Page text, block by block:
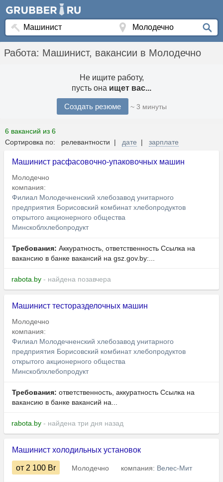
Работа: Машинист, вакансии в Молодечно
Не ищите работу,
пусть она ищет вас...
Создать резюме ~ 3 минуты
6 вакансий из 6
Сортировка по: релевантности | дате | зарплате
Машинист расфасовочно-упаковочных машин
Молодечно
компания:
Филиал Молодечненский хлебозавод унитарного
предприятия Борисовский комбинат хлебопродуктов
открытого акционерного общества
Минскоблхлебопродукт
Требования: Аккуратность, ответственность Ссылка на
вакансию в банке вакансий на gsz.gov.⁣by:...
rabota.by - найдена позавчера
Машинист тесторазделочных машин
Молодечно
компания:
Филиал Молодечненский хлебозавод унитарного
предприятия Борисовский комбинат хлебопродуктов
открытого акционерного общества
Минскоблхлебопродукт
Требования: ответственность, аккуратность Ссылка на
вакансию в банке вакансий на...
rabota.by - найдена три дня назад
Машинист холодильных установок
от 2 100 Br Молодечно компания: Велес-Мит